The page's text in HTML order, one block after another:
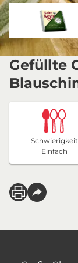
Gefüllte
Schwierigkeit
Einfach